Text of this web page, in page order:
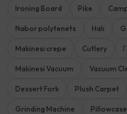
Ironing Board Pike
Nabor polytenets Halı
Makinesi crepe Cutlery
Makinesi Vacuum Vacuum
Dessert Fork Plush Carpet
Grinding Machine Pillowcase